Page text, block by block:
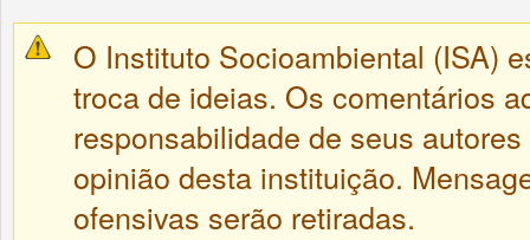
O Instituto Socioambiental (ISA)
troca de ideias. Os comentários
responsabilidade de seus
opinião desta instituição.
ofensivas serão retiradas.